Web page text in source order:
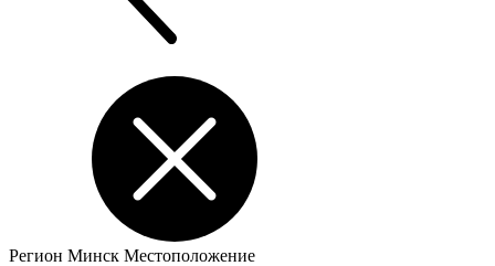
Регион Минск Местоположение